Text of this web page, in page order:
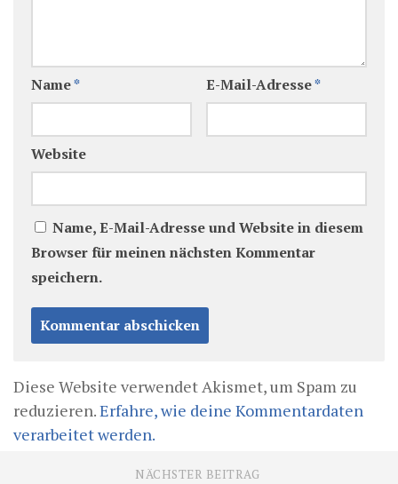
Name* E-Mail-Adresse*
Website
Name, E-Mail-Adresse und Website in diesem
Browser für meinen nächsten Kommentar
speichern.
Diese Website verwendet Akismet, um Spam zu
reduzieren.Erfahre, wie deine Kommentardaten
verarbeitet werden.
NÄCHSTER BEITRAG